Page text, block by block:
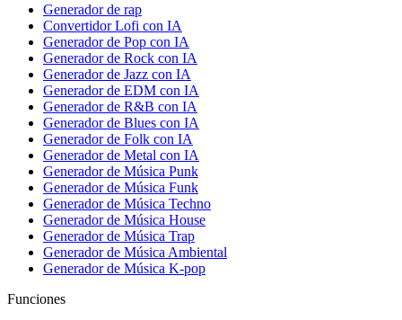
Generador de rap
Convertidor Lofi con IA
Generador de Pop con IA
Generador de Rock con IA
Generador de Jazz con IA
Generador de EDM con IA
Generador de R&B con IA
Generador de Blues con IA
Generador de Folk con IA
Generador de Metal con IA
Generador de Música Punk
Generador de Música Funk
Generador de Música Techno
Generador de Música House
Generador de Música Trap
Generador de Música Ambiental
Generador de Música K-pop
Funciones